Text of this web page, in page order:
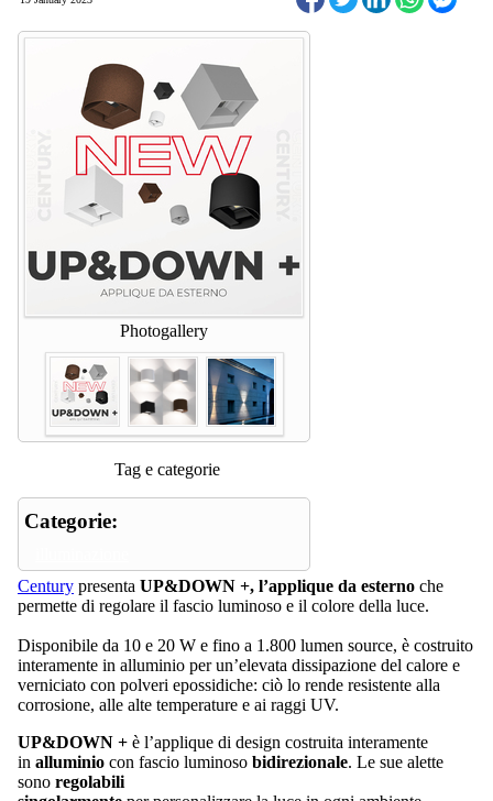
Photogallery
Tag e categorie
Categorie:
Century presenta UP&DOWN +, l’applique da esterno che
permette di regolare il fascio luminoso e il colore della luce.
Disponibile da 10 e 20 W e fino a 1.800 lumen source, è costruito
interamente in alluminio per un’elevata dissipazione del calore e
verniciato con polveri epossidiche: ciò lo rende resistente alla
corrosione, alle alte temperature e ai raggi UV.
UP&DOWN + è l’applique di design costruita interamente
in alluminio con fascio luminoso bidirezionale. Le sue alette
sono regolabili